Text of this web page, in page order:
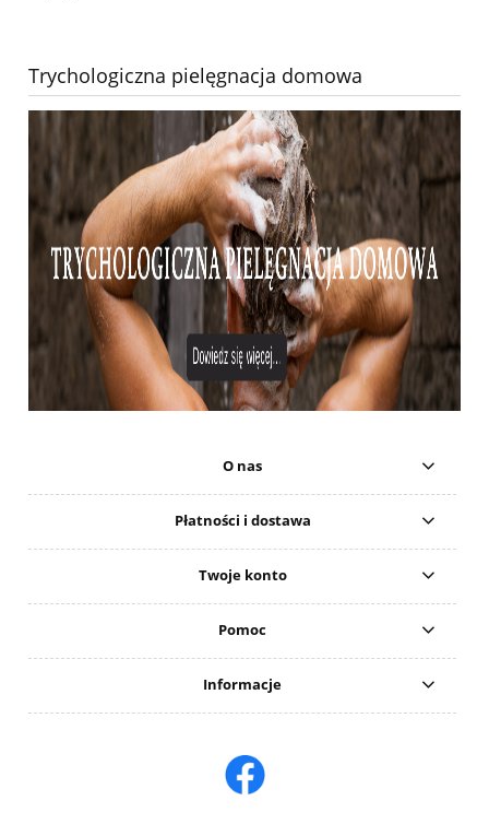
Trychologiczna pielęgnacja domowa
O nas
Płatności i dostawa
Twoje konto
Pomoc
Informacje